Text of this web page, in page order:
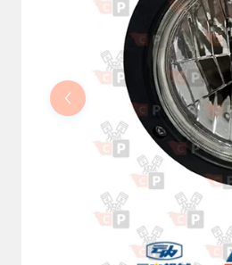
Kolumny kierownicze, orbitrole
Części elektryczne
Osprzęt do maszyn